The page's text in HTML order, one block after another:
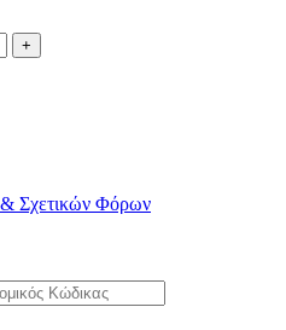
+
Σχετικών Φόρων